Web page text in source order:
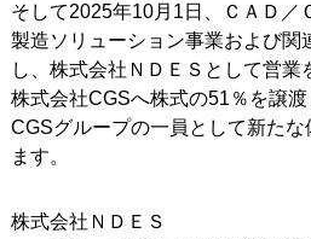
そして2025年10月1日、ＣＡＤ／
製造ソリューション事業および関
し、株式会社ＮＤＥＳとして営業
株式会社CGSへ株式の51％を譲
CGSグループの一員として新た
ます。
株式会社ＮＤＥＳ